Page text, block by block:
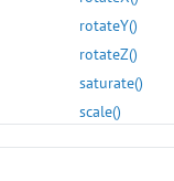
rotateY()
rotateZ()
saturate()
scale()